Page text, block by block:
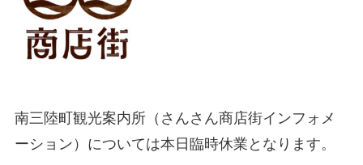
南三陸町観光案内所（さんさん商店街インフォメ
ーション）については本日臨時休業となります。